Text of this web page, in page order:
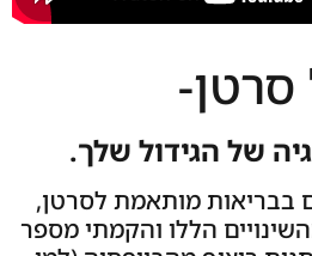
סרטן-
של הגידול שלך.
שינויים בבריאות מותאמת לסרטן,
הללו והקמתי מספר